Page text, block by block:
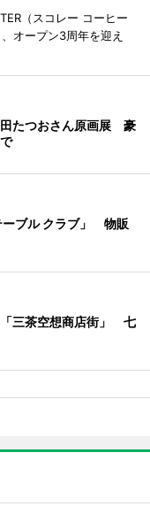
（スコレー コーヒー
オープン3周年を迎え
田たつおさん原画展 豪
ーブル クラブ」 物販
三茶空想商店街」 七